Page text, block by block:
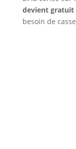
devient gratuit
besoin de